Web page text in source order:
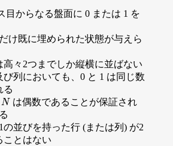
目からなる盤面に 0 または 1 を
け既に埋められた状態が与えら
高々2つまでしか縦横に並ばない
び列においても、0 と 1 は同じ数
る
Nは偶数であることが保証され
の並びを持った行 (または列) が2
ことはない